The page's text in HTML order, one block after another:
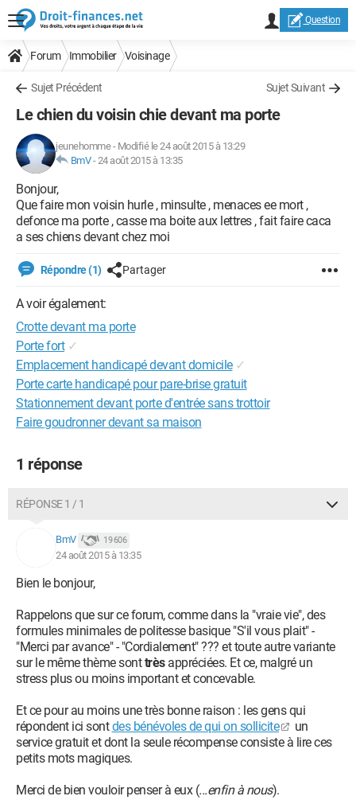
Question
Forum Immobilier Voisinage
Sujet Précédent Sujet Suivant
Le chien du voisin chie devant ma porte
jeunehomme- Modifié le 24 août 2015 à 13:29
BmV-24 août 2015 à 13:35
Bonjour,
Que faire mon voisin hurle , minsulte , menaces ee mort ,
defonce ma porte , casse ma boite aux lettres , fait faire caca
a ses chiens devant chez moi
Répondre (1) Partager
A voir également:
Crotte devant ma porte
Porte fort ✓
Emplacement handicapé devant domicile ✓
Porte carte handicapé pour pare-brise gratuit
Stationnement devant porte d'entrée sans trottoir
Faire goudronner devant sa maison
1 réponse
RÉPONSE 1 / 1
BmV 19 606
24 août 2015 à 13:35
Bien le bonjour,
Rappelons que sur ce forum, comme dans la "vraie vie", des
formules minimales de politesse basique "S'il vous plait" -
"Merci par avance" - "Cordialement" ??? et toute autre variante
sur le même thème sonttrèsappréciées. Et ce, malgré un
stress plus ou moins important et concevable.
Et ce pour au moins une très bonne raison : les gens qui
répondent ici sontdes bénévoles de qui on sollicite
un
service gratuit et dont la seule récompense consiste à lire ces
petits mots magiques.
Merci de bien vouloir penser à eux (...enfin à nous).